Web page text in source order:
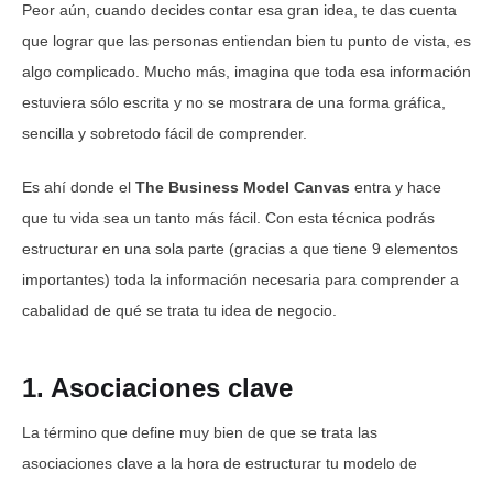
Peor aún, cuando decides contar esa gran idea, te das cuenta
que lograr que las personas entiendan bien tu punto de vista, es
algo complicado. Mucho más, imagina que toda esa información
estuviera sólo escrita y no se mostrara de una forma gráfica,
sencilla y sobretodo fácil de comprender.
Es ahí donde el The Business Model Canvas entra y hace
que tu vida sea un tanto más fácil. Con esta técnica podrás
estructurar en una sola parte (gracias a que tiene 9 elementos
importantes) toda la información necesaria para comprender a
cabalidad de qué se trata tu idea de negocio.
1. Asociaciones clave
La término que define muy bien de que se trata las
asociaciones clave a la hora de estructurar tu modelo de